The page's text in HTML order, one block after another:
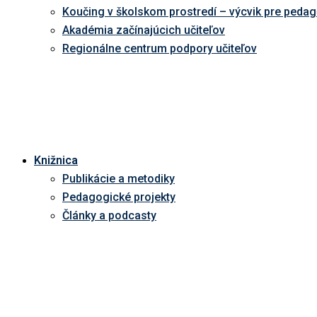
Koučing v školskom prostredí – výcvik pre
Akadémia začínajúcich učiteľov
Regionálne centrum podpory učiteľov
Knižnica
Publikácie a metodiky
Pedagogické projekty
Články a podcasty